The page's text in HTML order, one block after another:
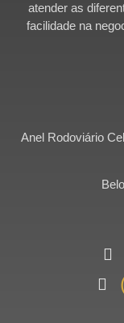
atender as
facilidade na
Anel Rodoviário